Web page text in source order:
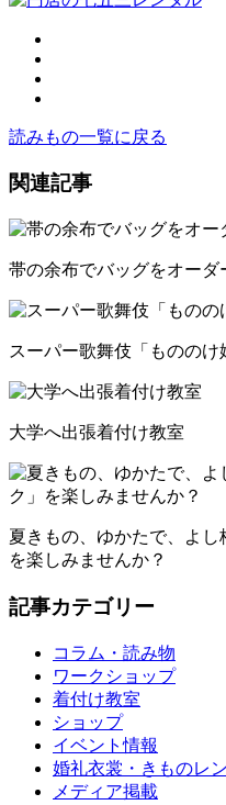
読みもの一覧に戻る
関連記事
帯の余布でバッグをオーダ
スーパー歌舞伎「ものの
大学へ出張着付け教室
夏きもの、ゆかたで、よし
を楽しみませんか？
記事カテゴリー
コラム・読み物
ワークショップ
着付け教室
ショップ
イベント情報
婚礼衣裳・きものレ
メディア掲載